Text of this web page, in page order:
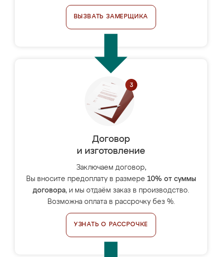
ВЫЗВАТЬ ЗАМЕРЩИКА
Договор
и изготовление
Заключаем договор,
Вы вносите предоплату в размере 10% от суммы
договора, и мы отдаём заказ в производство.
Возможна оплата в рассрочку без %.
УЗНАТЬ О РАССРОЧКЕ